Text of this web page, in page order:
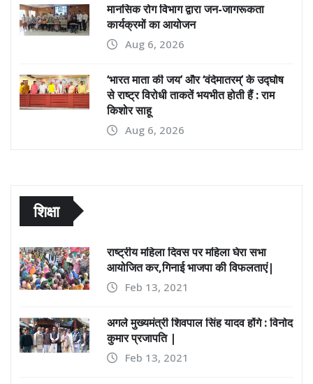
मानसिक रोग विभाग द्वारा जन-जागरूकता
कार्यक्रमों का आयोजन
Aug 6, 2026
‘भारत माता की जय’ और ‘वंदेमातरम्’ के उद्घोष
से राष्ट्र विरोधी ताकतें भयभीत होती हैं : राम
किशोर साहू
Aug 6, 2026
शिक्षा
राष्ट्रीय महिला दिवस पर महिला घेरा सभा
आयोजित कर,गिनाई भाजपा की विफलताएं|
Feb 13, 2021
अगले मुख्यमंत्री शिवपाल सिंह यादव होंगे : विनोद
कुमार प्रजापति |
Feb 13, 2021